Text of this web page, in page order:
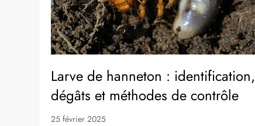
Larve de hanneton : identification,
dégâts et méthodes de contrôle
25 février 2025